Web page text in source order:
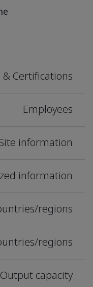
Certifications
Employees
information
information
regions
regions
Output capacity